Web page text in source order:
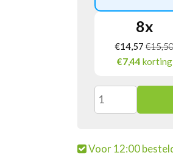
8x
€14,57 €
€7,44 korting
Bolsius
Navulling
Voor 12:00